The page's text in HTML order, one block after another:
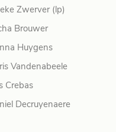
Zwerver (lp)
Brouwer
Huygens
Vandenabeele
Crebas
Decruyenaere